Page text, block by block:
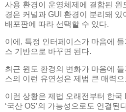
사용 환경이 운영체제에 결합된 윈
경은 커널과 GUI 환경이 분리돼 있
배포판에 따라 선택할 수 있다.
이에, 특정 인터페이스가 마음에
스 기반으로 바꾸면 된다.
최근 윈도 환경의 변화가 마음에
스의 이런 유연성은 제법 큰 매력
이런 상황은 제법 오래전부터 한국
‘국산 OS’의 가능성으로도 연결된